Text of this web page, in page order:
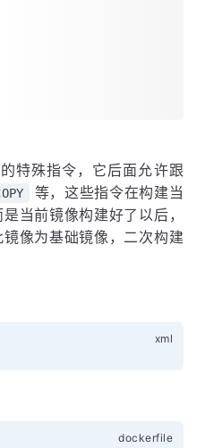
特殊指令，它后面允许跟
等，这些指令在构建当
当前镜像构建好了以后，
像为基础镜像，二次构建